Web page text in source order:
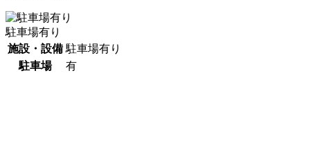
駐車場有り
施設・設備 駐車場有り
駐車場
有